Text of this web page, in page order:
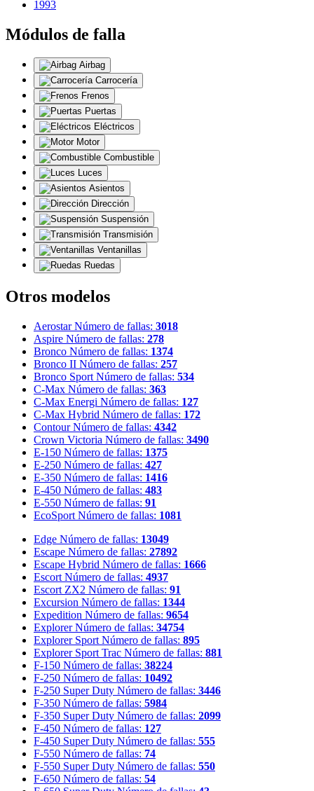
1993
Módulos de falla
Airbag
Carrocería
Frenos
Puertas
Eléctricos
Motor
Combustible
Luces
Asientos
Dirección
Suspensión
Transmisión
Ventanillas
Ruedas
Otros modelos
Aerostar Número de fallas: 3018
Aspire Número de fallas: 278
Bronco Número de fallas: 1374
Bronco II Número de fallas: 257
Bronco Sport Número de fallas: 534
C-Max Número de fallas: 363
C-Max Energi Número de fallas: 127
C-Max Hybrid Número de fallas: 172
Contour Número de fallas: 4342
Crown Victoria Número de fallas: 3490
E-150 Número de fallas: 1375
E-250 Número de fallas: 427
E-350 Número de fallas: 1416
E-450 Número de fallas: 483
E-550 Número de fallas: 91
EcoSport Número de fallas: 1081
Edge Número de fallas: 13049
Escape Número de fallas: 27892
Escape Hybrid Número de fallas: 1666
Escort Número de fallas: 4937
Escort ZX2 Número de fallas: 91
Excursion Número de fallas: 1344
Expedition Número de fallas: 9654
Explorer Número de fallas: 34754
Explorer Sport Número de fallas: 895
Explorer Sport Trac Número de fallas: 881
F-150 Número de fallas: 38224
F-250 Número de fallas: 10492
F-250 Super Duty Número de fallas: 3446
F-350 Número de fallas: 5984
F-350 Super Duty Número de fallas: 2099
F-450 Número de fallas: 127
F-450 Super Duty Número de fallas: 555
F-550 Número de fallas: 74
F-550 Super Duty Número de fallas: 550
F-650 Número de fallas: 54